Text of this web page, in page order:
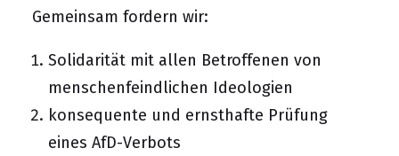
Gemeinsam fordern wir:
Solidarität mit allen Betroffenen von
menschenfeindlichen Ideologien
konsequente und ernsthafte Prüfung
eines AfD-Verbots